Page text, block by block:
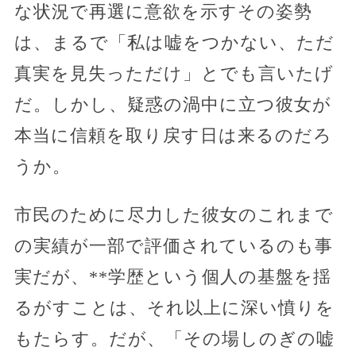
な状況で再選に意欲を示すその姿勢
は、まるで「私は嘘をつかない、ただ
真実を見失っただけ」とでも言いたげ
だ。しかし、疑惑の渦中に立つ彼女が
本当に信頼を取り戻す日は来るのだろ
うか。
市民のために尽力した彼女のこれまで
の実績が一部で評価されているのも事
実だが、**学歴という個人の基盤を揺
るがすことは、それ以上に深い憤りを
もたらす。だが、「その場しのぎの嘘